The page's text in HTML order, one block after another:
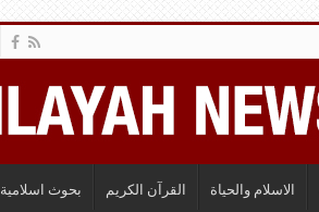
الاسلام والحياة القرآن الكريم بحوث اسلامية